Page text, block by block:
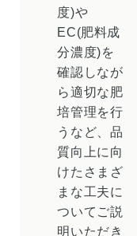
度)や
EC(肥料成
分濃度)を
確認しなが
ら適切な肥
培管理を行
うなど、品
質向上に向
けたさまざ
まな工夫に
ついてご説
明いただき